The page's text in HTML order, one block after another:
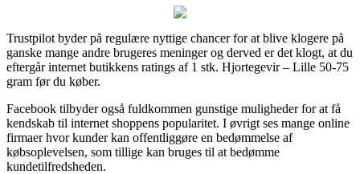
Trustpilot byder på regulære nyttige chancer for at blive klogere på
ganske mange andre brugeres meninger og derved er det klogt, at du
eftergår internet butikkens ratings af 1 stk. Hjortegevir – Lille 50-75
gram før du køber.
Facebook tilbyder også fuldkommen gunstige muligheder for at få
kendskab til internet shoppens popularitet. I øvrigt ses mange online
firmaer hvor kunder kan offentliggøre en bedømmelse af
købsoplevelsen, som tillige kan bruges til at bedømme
kundetilfredsheden.